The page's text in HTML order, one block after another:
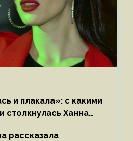
и плакала»: с какими
столкнулась Ханна
рассказала